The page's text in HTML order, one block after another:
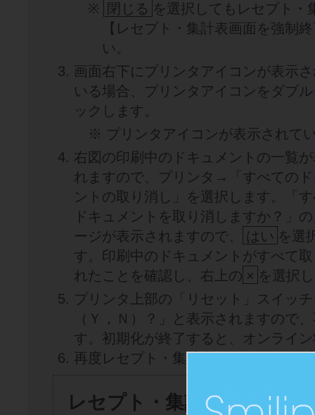
※
閉じる を選択してもレセプト・
【レセプト・集計表画面を強制
い。
画面右下にプリンタアイコンが表示
いる場合、プリンタアイコンをダブ
ックします。
※ プリンタアイコンが表示されて
右図の印刷中のドキュメントの一覧
れますので、プリンタ→「すべての
ントの取り消し」を選択します。「
ドキュメントを取り消しますか？」
ージが表示されますので、
はい を選
す。印刷中のドキュメントがすべて
れたことを確認し、右上の × を選択
プリンタ上部の「リセット」スイッ
（Ｙ，Ｎ）？」と表示されますので
す。初期化が終了すると、オンライ
再度レセプト・集計表画面からレセ
レセプト・集計表画面を強